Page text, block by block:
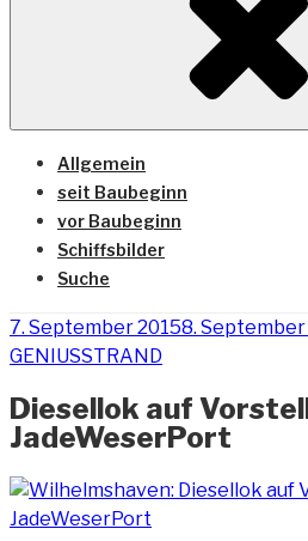
Allgemein
seit Baubeginn
vor Baubeginn
Schiffsbilder
Suche
Veröffentlicht
am
7. September 20158. September
GENIUSSTRAND
Diesellok auf
JadeWeserPort